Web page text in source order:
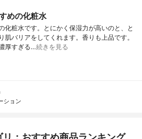
めの化粧水
化粧水です。とにかく保湿力が高いのと、と
肌バリアをしてくれます。香りも上品です。
厚すぎる…続きを見る
ション